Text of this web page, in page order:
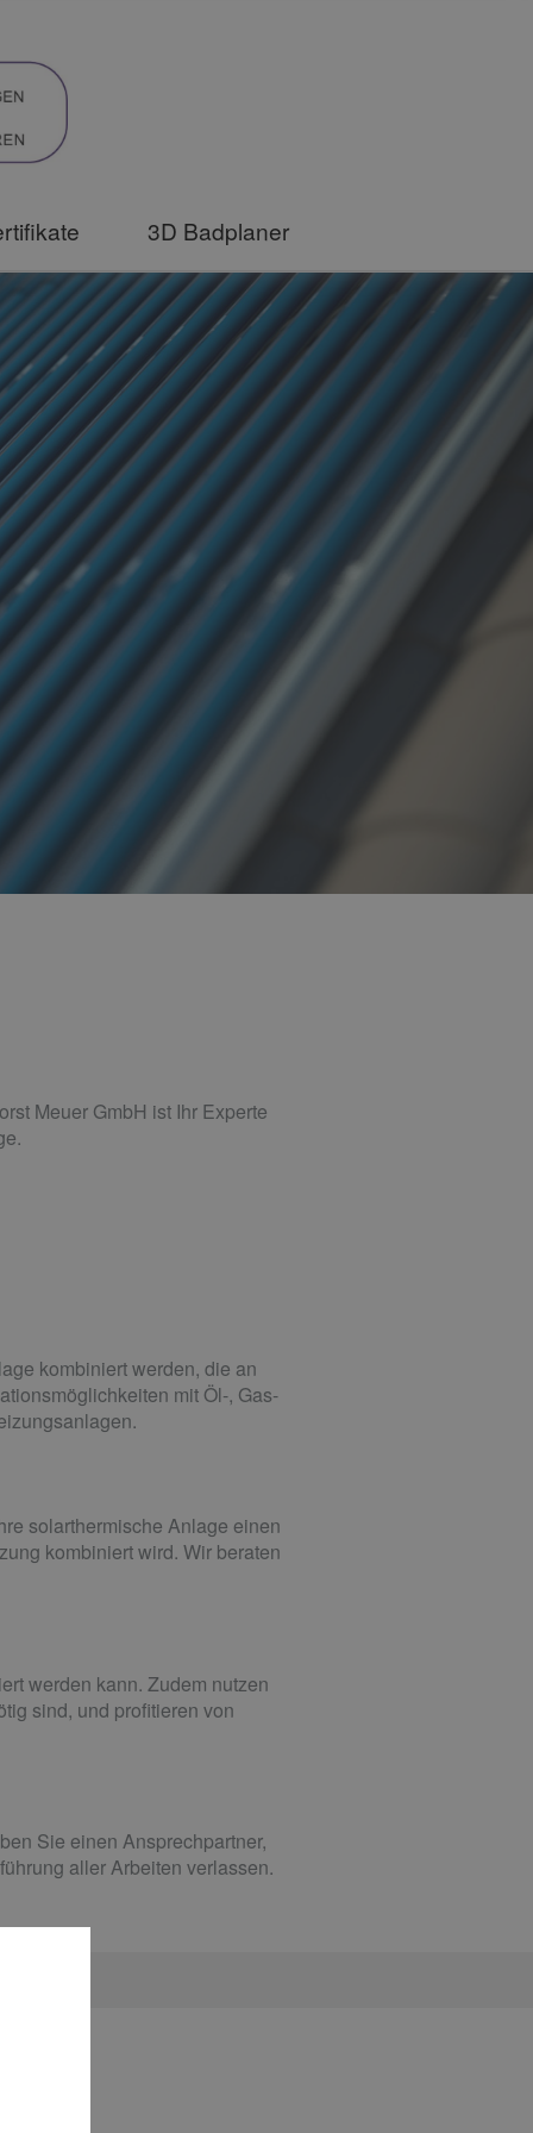
3D Badplaner
Meuer GmbH ist Ihr Experte
kombiniert werden, die an
mit Öl-, Gas-
solarthermische Anlage einen
kombiniert wird. Wir beraten
werden kann. Zudem nutzen
sind, und profitieren von
Sie einen Ansprechpartner,
aller Arbeiten verlassen.